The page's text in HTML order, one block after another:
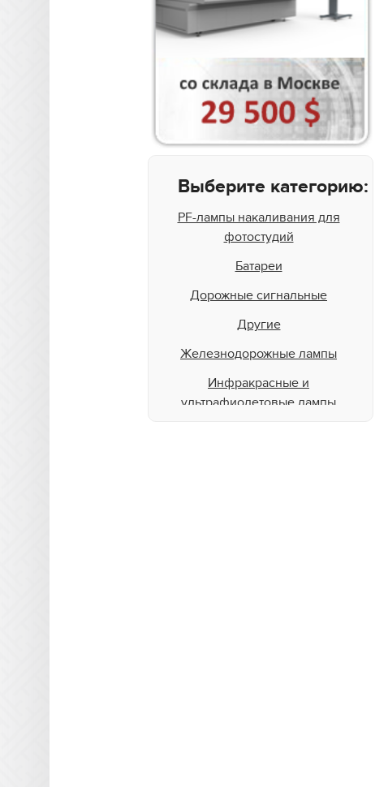
Выберите категорию:
PF-лампы накаливания для
фотостудий
Батареи
Дорожные сигнальные
Другие
Железнодорожные лампы
Инфракрасные и
ультрафиолетовые лампы